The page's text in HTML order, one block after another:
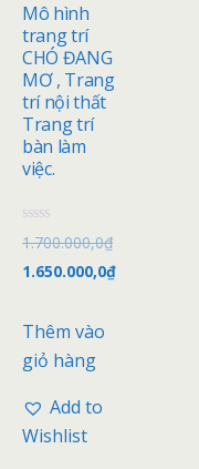
Mô hình
trang trí
CHÓ ĐANG
MƠ , Trang
trí nội thất
Trang trí
bàn làm
việc.
Đ
ư
ợ
c
p
h
n
5
a
1.700.000,0₫
1.650.000,0₫
Thêm vào
giỏ hàng
Add to
Wishlist